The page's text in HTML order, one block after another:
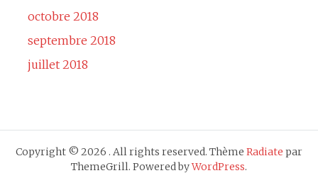
octobre 2018
septembre 2018
juillet 2018
Copyright © 2026 . All rights reserved. Thème Radiate par
ThemeGrill. Powered byWordPress.